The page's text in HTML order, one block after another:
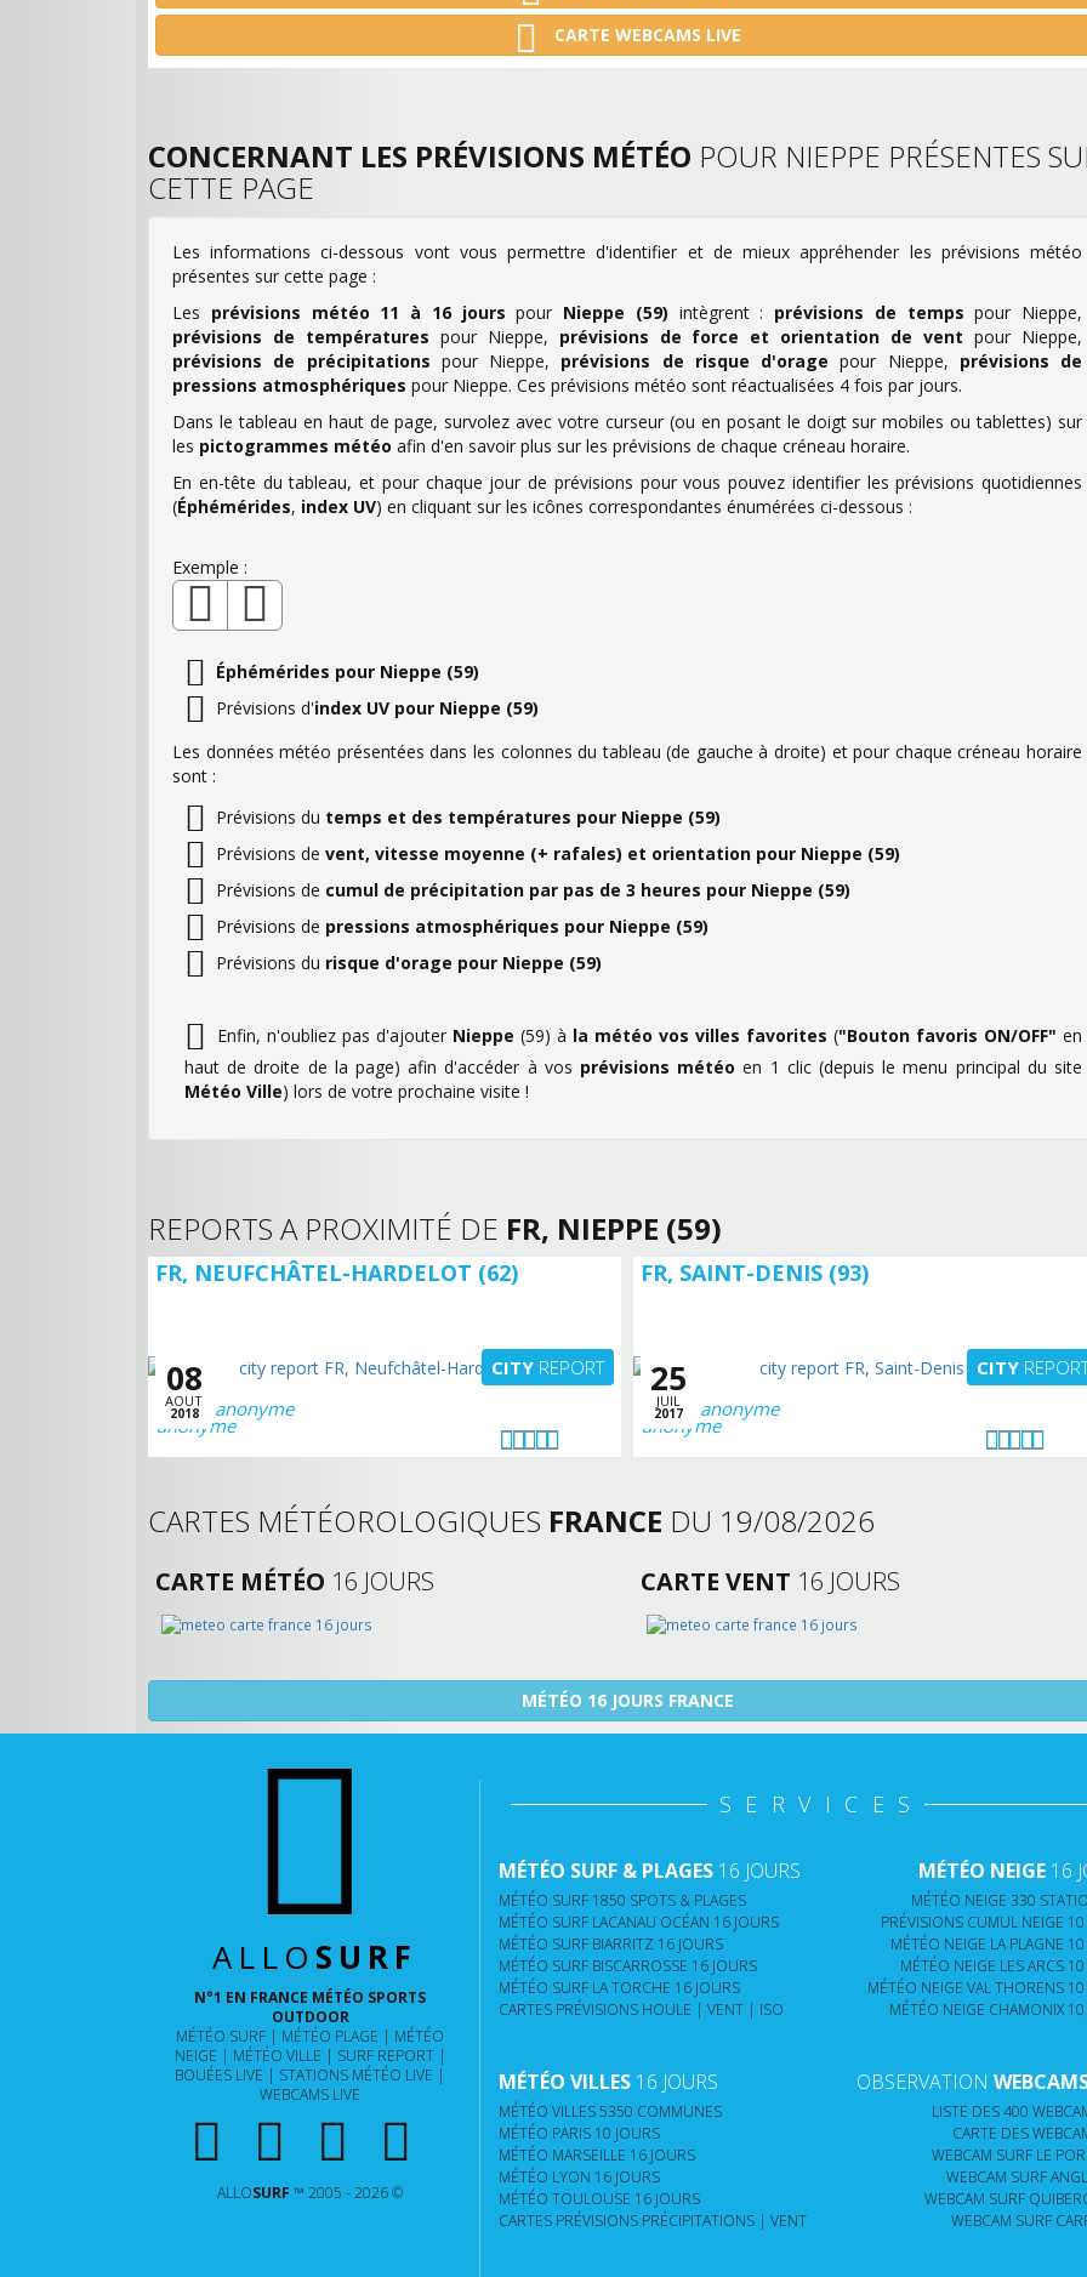
CARTE WEBCAMS LIVE
CONCERNANT LES PRÉVISIONS MÉTÉO POUR NIEPPE PRÉSENTES
CETTE PAGE
Les informations ci-dessous vont vous permettre d'identifier et de mieux appréhender les prévisions météo
présentes sur cette page :
Les prévisions météo 11 à 16 jours pour Nieppe (59) intègrent : prévisions de temps pour Nieppe,
prévisions de températures pour Nieppe, prévisions de force et orientation de vent pour Nieppe,
prévisions de précipitations pour Nieppe, prévisions de risque d'orage pour Nieppe, prévisions de
pressions atmosphériques pour Nieppe. Ces prévisions météo sont réactualisées 4 fois par jours.
Dans le tableau en haut de page, survolez avec votre curseur (ou en posant le doigt sur mobiles ou tablettes) sur
les pictogrammes météo afin d'en savoir plus sur les prévisions de chaque créneau horaire.
En en-tête du tableau, et pour chaque jour de prévisions pour vous pouvez identifier les prévisions quotidiennes
(Éphémérides, index UV) en cliquant sur les icônes correspondantes énumérées ci-dessous :
Exemple :
Éphémérides pour Nieppe (59)
Prévisions d'index UV pour Nieppe (59)
Les données météo présentées dans les colonnes du tableau (de gauche à droite) et pour chaque créneau horaire
sont :
Prévisions du temps et des températures pour Nieppe (59)
Prévisions de vent, vitesse moyenne (+ rafales) et orientation pour Nieppe (59)
Prévisions de cumul de précipitation par pas de 3 heures pour Nieppe (59)
Prévisions de pressions atmosphériques pour Nieppe (59)
Prévisions du risque d'orage pour Nieppe (59)
Enfin, n'oubliez pas d'ajouter Nieppe (59) à la météo vos villes favorites ("Bouton favoris ON/OFF" en
haut de droite de la page) afin d'accéder à vos prévisions météo en 1 clic (depuis le menu principal du site
Météo Ville) lors de votre prochaine visite !
REPORTS A PROXIMITÉ DE FR, NIEPPE (59)
FR, NEUFCHÂTEL-HARDELOT (62)
08
AOUT
2018
CITY REPORT
anonyme
FR, SAINT-DENIS (93)
25
JUIL
2017
CITY
anonyme
CARTES MÉTÉOROLOGIQUES FRANCE DU 19/08/2026
CARTE MÉTÉO 16 JOURS CARTE VENT 16 JOURS
MÉTÉO 16 JOURS FRANCE
ALLO SURF
N°1 EN FRANCE MÉTÉO SPORTS
OUTDOOR
MÉTÉO SURF
MÉTÉO PLAGE
MÉTÉO
NEIGE
MÉTÉO VILLE
SURF REPORT
BOUÉES LIVE
STATIONS MÉTÉO LIVE
WEBCAMS LIVE
ALLOSURF ™ 2005 - 2026 ©
SERVICES
MÉTÉO SURF & PLAGES16 JOURS
MÉTÉO SURF 1850 SPOTS & PLAGES
MÉTÉO SURF LACANAU OCÉAN 16 JOURS
MÉTÉO SURF BIARRITZ 16 JOURS
MÉTÉO SURF BISCARROSSE 16 JOURS
MÉTÉO SURF LA TORCHE 16 JOURS
CARTES PRÉVISIONS HOULE | VENT | ISO
MÉTÉO VILLES16 JOURS
MÉTÉO VILLES 5350 COMMUNES
MÉTÉO PARIS 10 JOURS
MÉTÉO MARSEILLE 16 JOURS
MÉTÉO LYON 16 JOURS
MÉTÉO TOULOUSE 16 JOURS
CARTES PRÉVISIONS PRÉCIPITATIONS | VENT
MÉTÉO NEIGE16
MÉTÉO NEIGE 330
PRÉVISIONS CUMUL NEIGE 10
MÉTÉO NEIGE LA PLAGNE
MÉTÉO NEIGE LES ARCS
MÉTÉO NEIGE VAL THORENS 10
MÉTÉO NEIGE CHAMONIX 10
OBSERVATION
LISTE DES 400
CARTE DES
WEBCAM SURF LE
WEBCAM SURF
WEBCAM SURF
WEBCAM SURF